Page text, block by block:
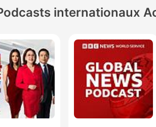
internationaux